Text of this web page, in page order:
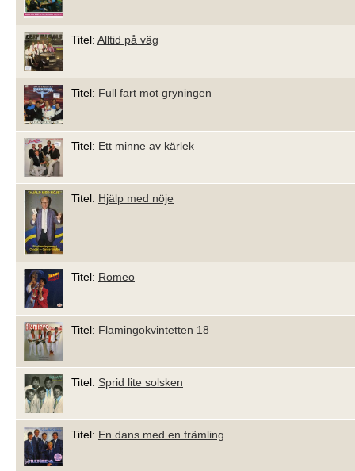
Titel: Alltid på väg
Titel: Full fart mot gryningen
Titel: Ett minne av kärlek
Titel: Hjälp med nöje
Titel: Romeo
Titel: Flamingokvintetten 18
Titel: Sprid lite solsken
Titel: En dans med en främling